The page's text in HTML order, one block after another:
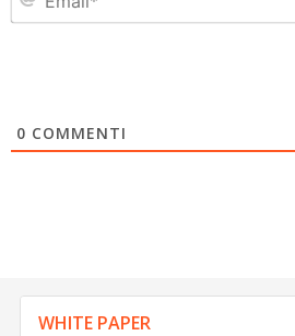
0 COMMENTI
WHITE PAPER